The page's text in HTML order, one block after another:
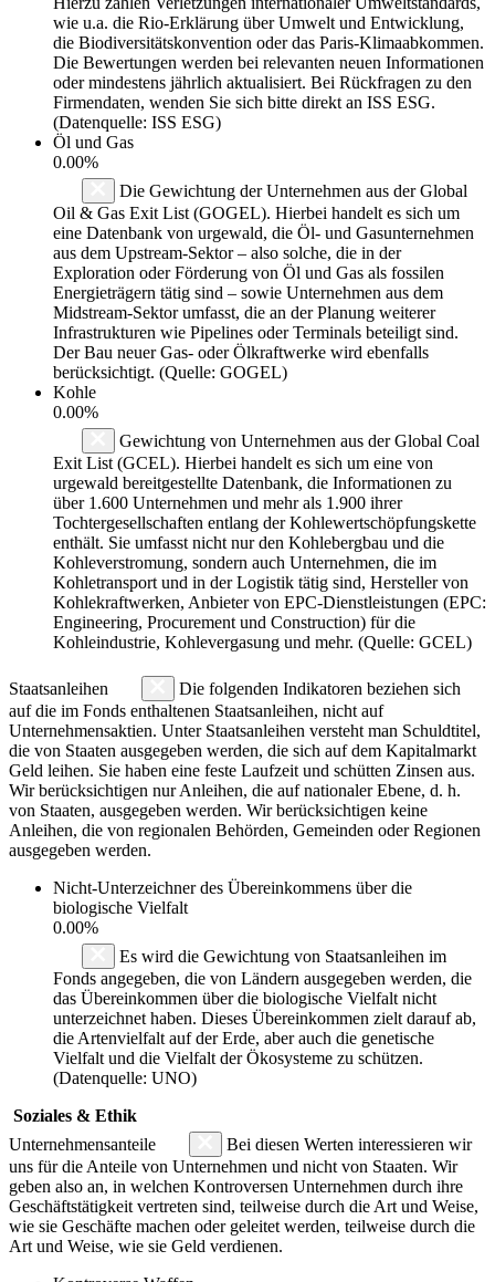
wie u.a. die Rio-Erklärung über Umwelt und Entwicklung,
die Biodiversitätskonvention oder das Paris-Klimaabkommen.
Die Bewertungen werden bei relevanten neuen Informationen
oder mindestens jährlich aktualisiert. Bei Rückfragen zu den
Firmendaten, wenden Sie sich bitte direkt an ISS ESG.
(Datenquelle: ISS ESG)
Öl und Gas
0.00%
Die Gewichtung der Unternehmen aus der Global
Oil & Gas Exit List (GOGEL). Hierbei handelt es sich um
eine Datenbank von urgewald, die Öl- und Gasunternehmen
aus dem Upstream-Sektor – also solche, die in der
Exploration oder Förderung von Öl und Gas als fossilen
Energieträgern tätig sind – sowie Unternehmen aus dem
Midstream-Sektor umfasst, die an der Planung weiterer
Infrastrukturen wie Pipelines oder Terminals beteiligt sind.
Der Bau neuer Gas- oder Ölkraftwerke wird ebenfalls
berücksichtigt. (Quelle: GOGEL)
Kohle
0.00%
Gewichtung von Unternehmen aus der Global Coal
Exit List (GCEL). Hierbei handelt es sich um eine von
urgewald bereitgestellte Datenbank, die Informationen zu
über 1.600 Unternehmen und mehr als 1.900 ihrer
Tochtergesellschaften entlang der Kohlewertschöpfungskette
enthält. Sie umfasst nicht nur den Kohlebergbau und die
Kohleverstromung, sondern auch Unternehmen, die im
Kohletransport und in der Logistik tätig sind, Hersteller von
Kohlekraftwerken, Anbieter von EPC-Dienstleistungen (EPC:
Engineering, Procurement und Construction) für die
Kohleindustrie, Kohlevergasung und mehr. (Quelle: GCEL)
Staatsanleihen
Die folgenden Indikatoren beziehen sich
auf die im Fonds enthaltenen Staatsanleihen, nicht auf
Unternehmensaktien. Unter Staatsanleihen versteht man Schuldtitel,
die von Staaten ausgegeben werden, die sich auf dem Kapitalmarkt
Geld leihen. Sie haben eine feste Laufzeit und schütten Zinsen aus.
Wir berücksichtigen nur Anleihen, die auf nationaler Ebene, d. h.
von Staaten, ausgegeben werden. Wir berücksichtigen keine
Anleihen, die von regionalen Behörden, Gemeinden oder Regionen
ausgegeben werden.
Nicht-Unterzeichner des Übereinkommens über die
biologische Vielfalt
0.00%
Es wird die Gewichtung von Staatsanleihen im
Fonds angegeben, die von Ländern ausgegeben werden, die
das Übereinkommen über die biologische Vielfalt nicht
unterzeichnet haben. Dieses Übereinkommen zielt darauf ab,
die Artenvielfalt auf der Erde, aber auch die genetische
Vielfalt und die Vielfalt der Ökosysteme zu schützen.
(Datenquelle: UNO)
Soziales & Ethik
Unternehmensanteile
Bei diesen Werten interessieren wir
uns für die Anteile von Unternehmen und nicht von Staaten. Wir
geben also an, in welchen Kontroversen Unternehmen durch ihre
Geschäftstätigkeit vertreten sind, teilweise durch die Art und Weise,
wie sie Geschäfte machen oder geleitet werden, teilweise durch die
Art und Weise, wie sie Geld verdienen.